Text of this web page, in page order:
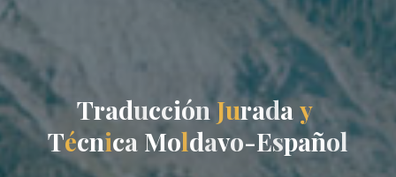
Traducción Juraday
Técnica Moldavo-Español